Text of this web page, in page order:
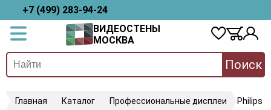
+7 (499) 283-94-24
ВИДЕОСТЕНЫ
МОСКВА
Поиск
Главная Каталог Профессиональные дисплеи Philips